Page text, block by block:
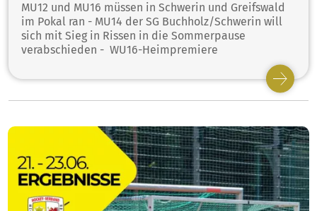
MU12 und MU16 müssen in Schwerin und Greifswald
im Pokal ran - MU14 der SG Buchholz/Schwerin will
sich mit Sieg in Rissen in die Sommerpause
verabschieden - WU16-Heimpremiere